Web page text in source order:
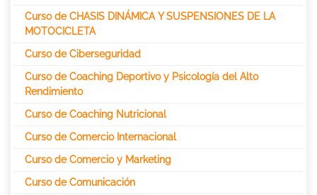
Curso de CHASIS DINÁMICA Y SUSPENSIONES DE LA
MOTOCICLETA
Curso de Ciberseguridad
Curso de Coaching Deportivo y Psicología del Alto
Rendimiento
Curso de Coaching Nutricional
Curso de Comercio Internacional
Curso de Comercio y Marketing
Curso de Comunicación